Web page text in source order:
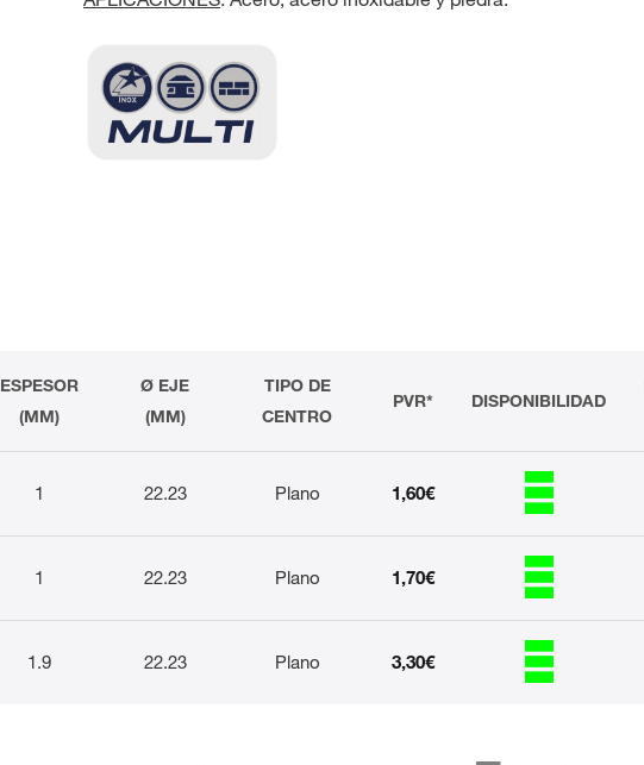
ESPESOR
(MM)
Ø EJE
(MM)
TIPO DE
CENTRO
PVR* DISPONIBILIDAD
1 22.23 Plano 1,60€
1 22.23 Plano 1,70€
1.9 22.23 Plano 3,30€